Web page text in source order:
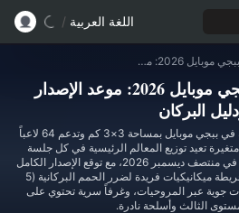
اللغة العربية /
خريطة بارامو في ببجي موبايل 2026: موعد الإصدار ودليل البركان
خريطة بارامو في ببجي موبايل 2026: موعد الإصدار
البركان
تعد بارامو خريطة بركانية ديناميكية في ببجي موبايل بمساحة 3×3 كم وتدعم 64 لاعباً
تعيد توزيع المعالم الرئيسية في كل جلسة
لعب. يبدأ الاختبار التجريبي (Beta) في منتصف ديسمبر 2026، مع توقع الإصدار الكامل
بين يناير ومارس 2026. تقدم الخريطة ميكانيكيات فريدة لضرر الحمم البركانية (5
وإمدادات جوية عبر المروحيات، وغرفاً سرية تحتوي على
الثالث وأسلحة نادرة.